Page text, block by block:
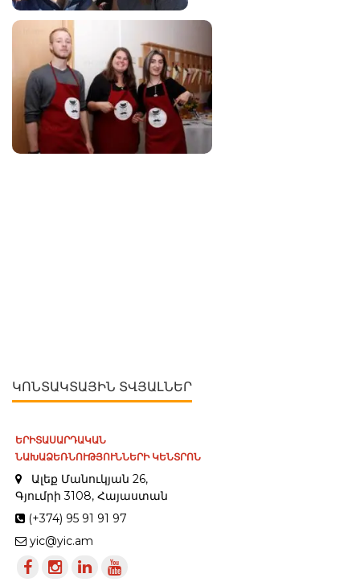
ԿՈՆՏԱԿՏԱՅԻՆ ՏՎՅԱԼՆԵՐ
ԵՐԻՏԱՍԱՐԴԱԿԱՆ
ՆԱԽԱՁԵՌՆՈՒԹՅՈՒՆՆԵՐԻ ԿԵՆՏՐՈՆ
Ալեք Մանուկյան 26,
Գյումրի 3108, Հայաստան
(+374) 95 91 91 97
yic@yic.am